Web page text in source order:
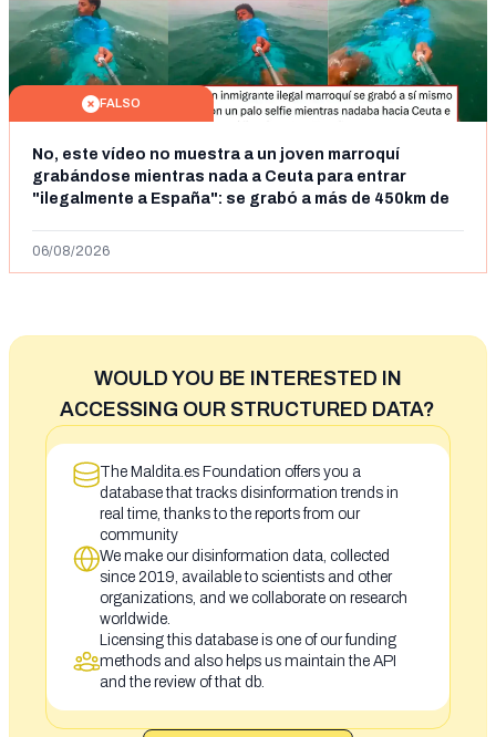
FALSO
No, este vídeo no muestra a un joven marroquí
grabándose mientras nada a Ceuta para entrar
"ilegalmente a España": se grabó a más de 450km de
06/08/2026
WOULD YOU BE INTERESTED IN
ACCESSING OUR STRUCTURED DATA?
The Maldita.es Foundation offers you a
database that tracks disinformation trends in
real time, thanks to the reports from our
community
We make our disinformation data, collected
since 2019, available to scientists and other
organizations, and we collaborate on research
worldwide.
Licensing this database is one of our funding
methods and also helps us maintain the API
and the review of that db.